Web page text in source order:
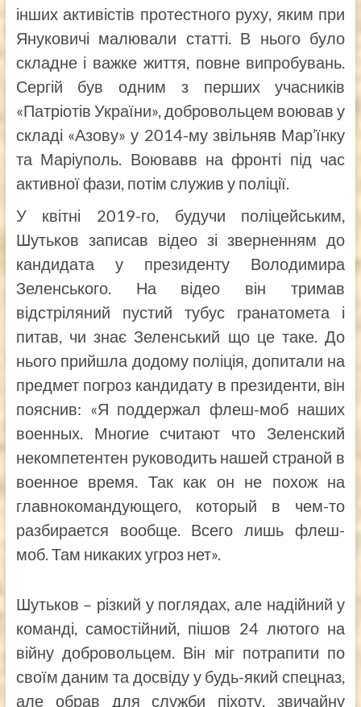
інших активістів протестного руху, яким при
Януковичі малювали статті. В нього було
складне і важке життя, повне випробувань.
Сергій був одним з перших учасників
«Патріотів України», добровольцем воював у
складі «Азову» у 2014-му звільняв Мар’їнку
та Маріуполь. Воювавв на фронті під час
активної фази, потім служив у поліції.
У квітні 2019-го, будучи поліцейським,
Шутьков записав відео зі зверненням до
кандидата у президенту Володимира
Зеленського. На відео він тримав
відстріляний пустий тубус гранатомета і
питав, чи знає Зеленський що це таке. До
нього прийшла додому поліція, допитали на
предмет погроз кандидату в президенти, він
пояснив: «Я поддержал флеш-моб наших
военных. Многие считают что Зеленский
некомпетентен руководить нашей страной в
военное время. Так как он не похож на
главнокомандующего, который в чем-то
разбирается вообще. Всего лишь флеш-
моб. Там никаких угроз нет».
Шутьков – різкий у поглядах, але надійний у
команді, самостійний, пішов 24 лютого на
війну добровольцем. Він міг потрапити по
своїм даним та досвіду у будь-який спецназ,
але обрав для служби піхоту, звичайну